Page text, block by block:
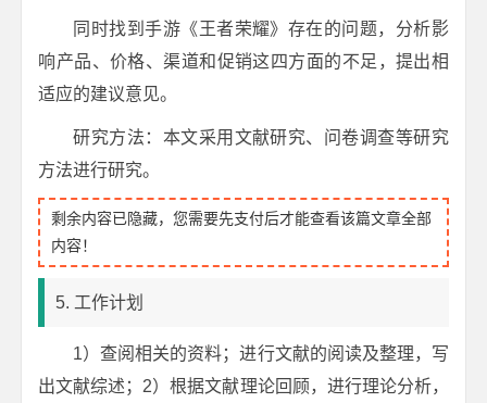
同时找到手游《王者荣耀》存在的问题，分析影
响产品、价格、渠道和促销这四方面的不足，提出相
适应的建议意见。
研究方法：本文采用文献研究、问卷调查等研究
方法进行研究。
剩余内容已隐藏，您需要先支付后才能查看该篇文章全部
内容！
5. 工作计划
1）查阅相关的资料；进行文献的阅读及整理，写
出文献综述；2）根据文献理论回顾，进行理论分析，